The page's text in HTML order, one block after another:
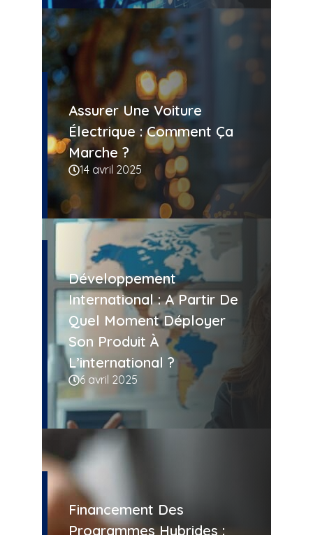
Assurer Une Voiture
Électrique : Comment Ça
Marche ?
14 avril 2025
Développement
International : A Partir De
Quel Moment Déployer
Son Produit À
L’international ?
6 avril 2025
Financement Des
Programmes Hybrides :